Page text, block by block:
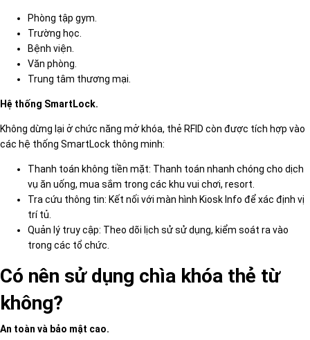
Phòng tập gym.
Trường học.
Bệnh viện.
Văn phòng.
Trung tâm thương mại.
Hệ thống SmartLock.
Không dừng lại ở chức năng mở khóa, thẻ RFID còn được tích hợp vào
các hệ thống SmartLock thông minh:
Thanh toán không tiền mặt: Thanh toán nhanh chóng cho dịch
vụ ăn uống, mua sắm trong các khu vui chơi, resort.
Tra cứu thông tin: Kết nối với màn hình Kiosk Info để xác định vị
trí tủ.
Quản lý truy cập: Theo dõi lịch sử sử dụng, kiểm soát ra vào
trong các tổ chức.
Có nên sử dụng chìa khóa thẻ từ
không?
An toàn và bảo mật cao.